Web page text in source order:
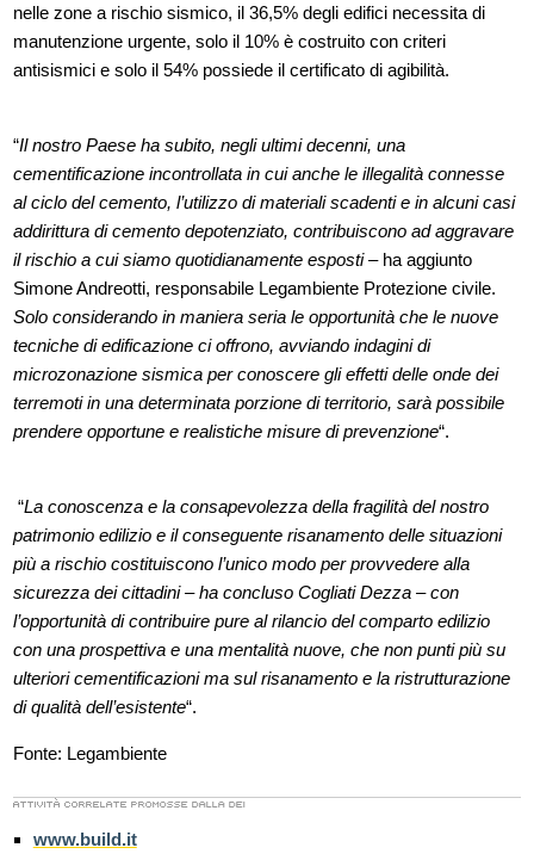
nelle zone a rischio sismico, il 36,5% degli edifici necessita di
manutenzione urgente, solo il 10% è costruito con criteri
antisismici e solo il 54% possiede il certificato di agibilità.
“Il nostro Paese ha subito, negli ultimi decenni, una
cementificazione incontrollata in cui anche le illegalità connesse
al ciclo del cemento, l’utilizzo di materiali scadenti e in alcuni casi
addirittura di cemento depotenziato, contribuiscono ad aggravare
il rischio a cui siamo quotidianamente esposti– ha aggiunto
Simone Andreotti, responsabile Legambiente Protezione civile.
Solo considerando in maniera seria le opportunità che le nuove
tecniche di edificazione ci offrono, avviando indagini di
microzonazione sismica per conoscere gli effetti delle onde dei
terremoti in una determinata porzione di territorio, sarà possibile
prendere opportune e realistiche misure di prevenzione“.
“La conoscenza e la consapevolezza della fragilità del nostro
patrimonio edilizio e il conseguente risanamento delle situazioni
più a rischio costituiscono l’unico modo per provvedere alla
sicurezza dei cittadini – ha concluso Cogliati Dezza – con
l’opportunità di contribuire pure al rilancio del comparto edilizio
con una prospettiva e una mentalità nuove, che non punti più su
ulteriori cementificazioni ma sul risanamento e la ristrutturazione
di qualità dell’esistente“.
Fonte: Legambiente
www.build.it